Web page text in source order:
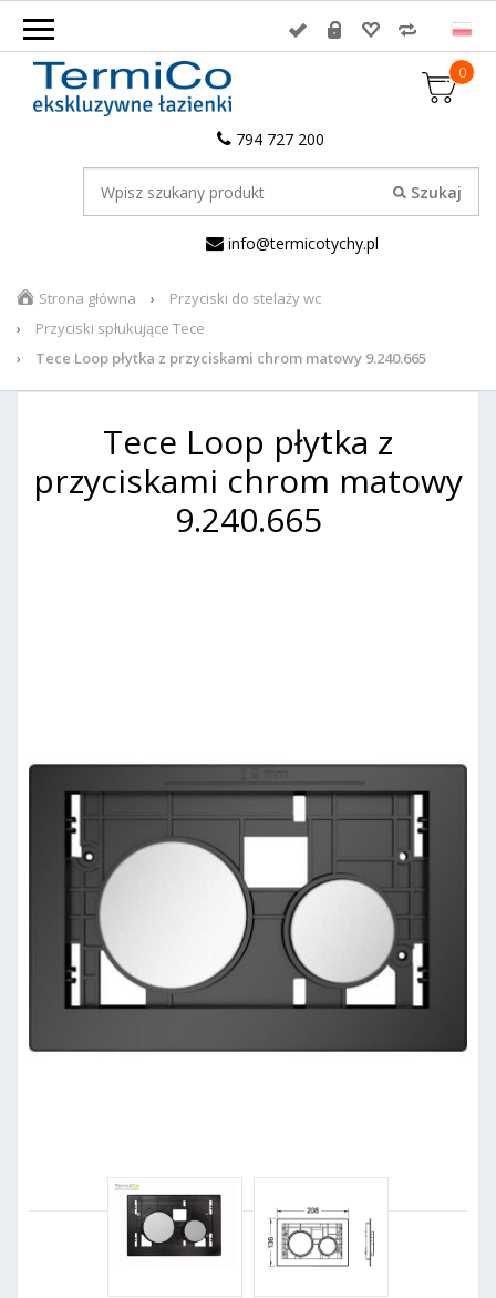
0
794 727 200
info@termicotychy.pl
Strona główna
Przyciski do stelaży wc
Przyciski spłukujące Tece
Tece Loop płytka z przyciskami chrom matowy 9.240.665
Tece Loop płytka z
przyciskami chrom matowy
9.240.665